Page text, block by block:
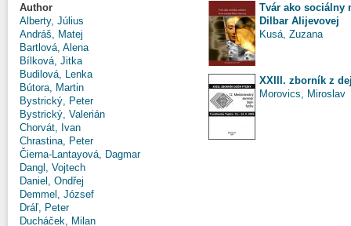
Author
Alberty, Július
Andráš, Matej
Bartlová, Alena
Bílková, Jitka
Budilová, Lenka
Bútora, Martin
Bystrický, Peter
Bystrický, Valerián
Chorvát, Ivan
Chrastina, Peter
Čierna-Lantayová, Dagmar
Dangl, Vojtech
Daniel, Ondřej
Demmel, József
Dráľ, Peter
Ducháček, Milan
Tvár ako sociálny
Dilbar Alijevovej
Kusá, Zuzana
XXIII. zborník z
Morovics, Miroslav